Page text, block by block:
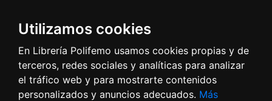
Utilizamos cookies
En Librería Polifemo usamos cookies propias y de
terceros, redes sociales y analíticas para analizar
el tráfico web y para mostrarte contenidos
personalizados y anuncios adecuados. Más